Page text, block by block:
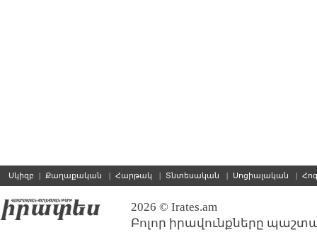
Սկիզբ | Քաղաքական | Հարթակ | Տնտեսական | Սոցիալական |
2026 © Irates.am
Բոլոր իրավունքները